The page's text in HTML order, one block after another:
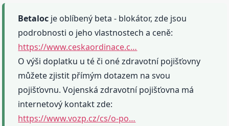
Betaloc je oblíbený beta - blokátor, zde jsou
podrobnosti o jeho vlastnostech a ceně:
https://www.ceskaordinace.c…
O výši doplatku u té či oné zdravotní pojišťovny
můžete zjistit přímým dotazem na svou
pojišťovnu. Vojenská zdravotní pojišťovna má
internetový kontakt zde:
https://www.vozp.cz/cs/o-po…